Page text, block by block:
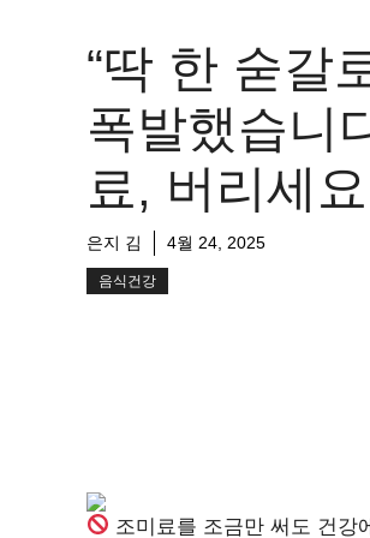
“딱 한 숟갈
폭발했습니
료, 버리세요
은지 김 4월 24, 2025
음식건강
조미료를 조금만 써도 건강